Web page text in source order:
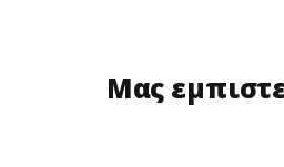
Μας